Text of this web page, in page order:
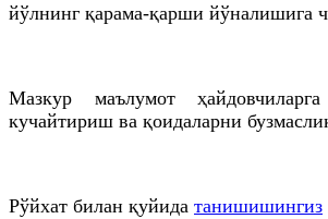
йўлнинг қарама-қарши йўналишига
Мазкур маълумот ҳайдовчиларга
кучайтириш ва қоидаларни
Рўйхат билан қуйида танишишингиз